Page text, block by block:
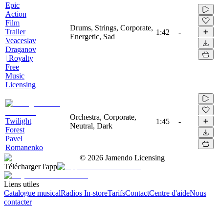
Epic
Action
Film
Trailer
Veaceslav
Draganov
| Royalty
Free
Music
Licensing
Drums, Strings, Corporate,
Energetic, Sad
1:42 -
Twilight
Forest
Pavel
Romanenko
Orchestra, Corporate,
Neutral, Dark
1:45 -
© 2026 Jamendo Licensing
Télécharger l'app
Liens utiles
Catalogue musicalRadios In-storeTarifsContactCentre d'aideNous
contacter